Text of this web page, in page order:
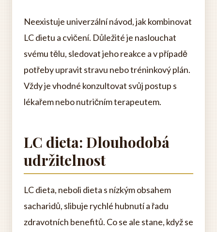
Neexistuje univerzální návod, jak kombinovat
LC dietu a cvičení. Důležité je naslouchat
svému tělu, sledovat jeho reakce a v případě
potřeby upravit stravu nebo tréninkový plán.
Vždy je vhodné konzultovat svůj postup s
lékařem nebo nutričním terapeutem.
LC dieta: Dlouhodobá
udržitelnost
LC dieta, neboli dieta s nízkým obsahem
sacharidů, slibuje rychlé hubnutí a řadu
zdravotních benefitů. Co se ale stane, když se